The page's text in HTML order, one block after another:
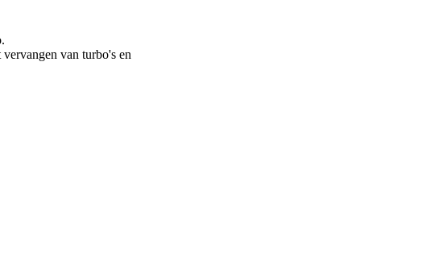
van turbo's en